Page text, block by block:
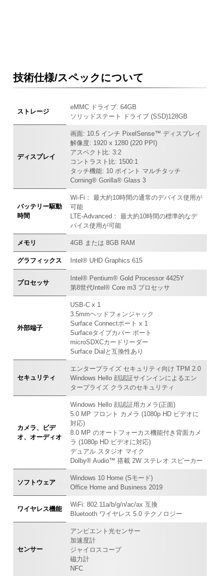
技術仕様/スペックについて
ストレージ
eMMC ドライブ: 64GB
ソリッドステート ドライブ (SSD)128GB
ディスプレイ
画面: 10.5 インチ PixelSense™ ディスプレイ
解像度: 1920 x 1280 (220 PPI)
アスペクト比: 3:2
コントラスト比: 1500:1
タッチ機能: 10 ポイント マルチタッチ
Corning® Gorilla® Glass 3
バッテリー駆動
時間
Wi-Fi： 最大約10時間の通常のデバイス使用が
可能
LTE-Advanced： 最大約10時間の標準的なデ
バイス使用が可能
メモリ 4GB または 8GB RAM
グラフィックス Intel® UHD Graphics 615
プロセッサ
Intel® Pentium® Gold Processor 4425Y
第8世代Intel® Core m3 プロセッサ
外部端子
USB-C x 1
3.5mmヘッドフォンジャック
Surface Connectポート x 1
Surfaceタイプカバー ポート
microSDXCカードリーダー
Surface Dialと互換性あり
セキュリティ
エンタープライズ セキュリティ向け TPM 2.0
Windows Hello 顔認証サインインによるエン
タープライズ クラスのセキュリティ
カメラ、ビデ
オ、オーディオ
Windows Hello 顔認証用カメラ(正面)
5.0 MP フロント カメラ (1080p HD ビデオに
対応)
8.0 MP のオートフォーカス機能付き背面カメ
ラ (1080p HD ビデオに対応)
デュアル スタジオ マイク
Dolby® Audio™ 搭載 2W ステレオ スピーカー
ソフトウェア
Windows 10 Home (Sモード)
Office Home and Business 2019
ワイヤレス機能
WiFi: 802.11a/b/g/n/ac/ax 互換
Bluetooth ワイヤレス 5.0 テクノロジー
センサー
アンビエント光センサー
加速度計
ジャイロスコープ
磁力計
NFC